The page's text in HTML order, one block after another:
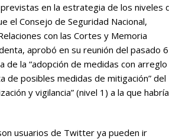
en la estrategia de los niveles
el Consejo de Seguridad Nacional,
con las Cortes y Memoria
aprobó en su reunión del pasado
la “adopción de medidas con arreglo
de posibles medidas de mitigación” del
y vigilancia” (nivel 1) a la que
usuarios de Twitter ya pueden ir